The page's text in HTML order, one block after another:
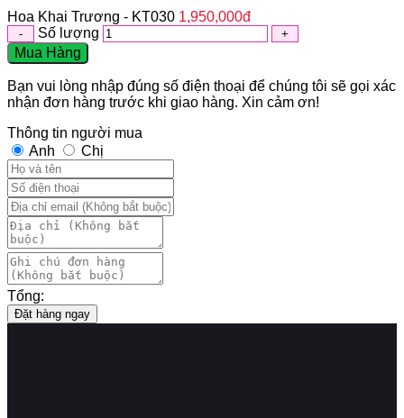
Hoa Khai Trương - KT030 1,950,000đ
Số lượng
Mua Hàng
Bạn vui lòng nhập đúng số điện thoại để chúng tôi sẽ gọi xác
nhận đơn hàng trước khi giao hàng. Xin cảm ơn!
Thông tin người mua
Anh
Chị
Tổng:
Đặt hàng ngay